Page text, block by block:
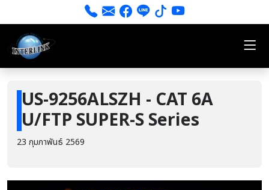
US-9256ALSZH - CAT 6A
U/FTP SUPER-S Series
23 กุมภาพันธ์ 2569